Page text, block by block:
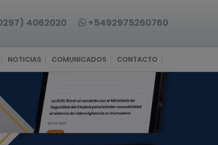
4062020 +5492975260760
NOTICIAS COMUNICADOS CONTACTO